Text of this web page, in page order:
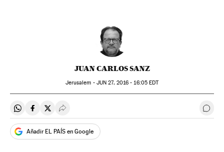
JUAN CARLOS SANZ
Jerusalem - JUN 27, 2016 - 16:05EDT
Compartir en Whatsapp
Compartir en Facebook
Compartir en Twitter
Desplegar Redes Sociales
Añadir EL PAÍS en Google